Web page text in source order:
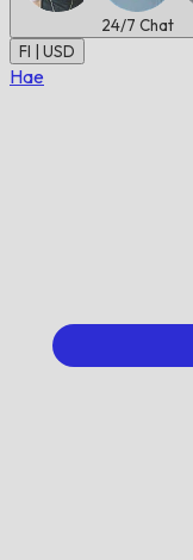
24/7 Chat
FI | USD
Hae